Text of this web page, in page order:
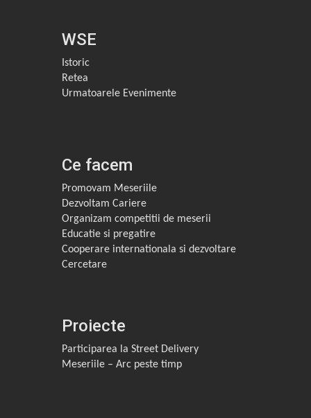
WSE
Istoric
Retea
Urmatoarele Evenimente
Ce facem
Promovam Meseriile
Dezvoltam Cariere
Organizam competitii de meserii
Educatie si pregatire
Cooperare internationala si dezvoltare
Cercetare
Proiecte
Participarea la Street Delivery
Meseriile – Arc peste timp